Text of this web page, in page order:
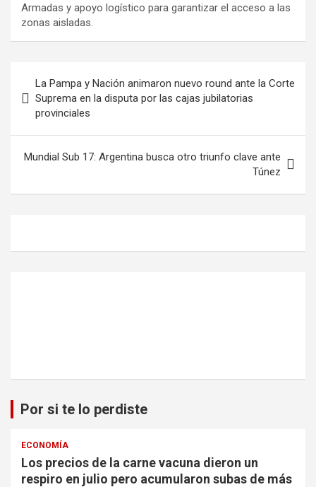
Armadas y apoyo logístico para garantizar el acceso a las
zonas aisladas.
de
entradas
La Pampa y Nación animaron nuevo round ante la Corte
Suprema en la disputa por las cajas jubilatorias
provinciales
Mundial Sub 17: Argentina busca otro triunfo clave ante
Túnez
Por si te lo perdiste
ECONOMÍA
Los precios de la carne vacuna dieron un
respiro en julio pero acumularon subas de más